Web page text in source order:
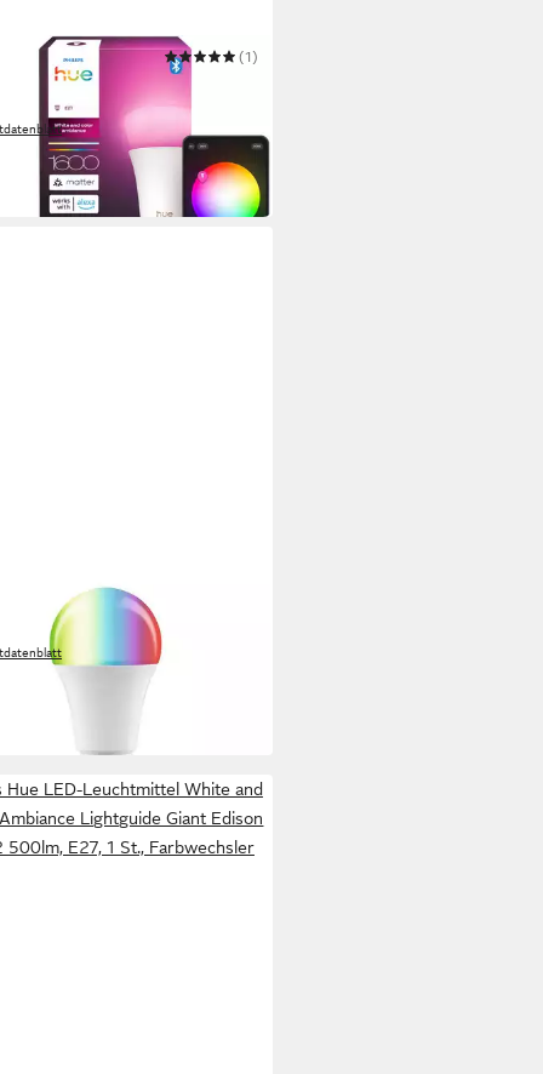
Leuchtmittel White and Color
1600lm smarte Lampe
(1)
Werktagen bei dir
Leuchtmittel Smart AGL 1055lm
6500K 230V
Hue LED-Leuchtmittel White and
Lightguide Giant Edison
500lm, E27, 1 St., Farbwechsler